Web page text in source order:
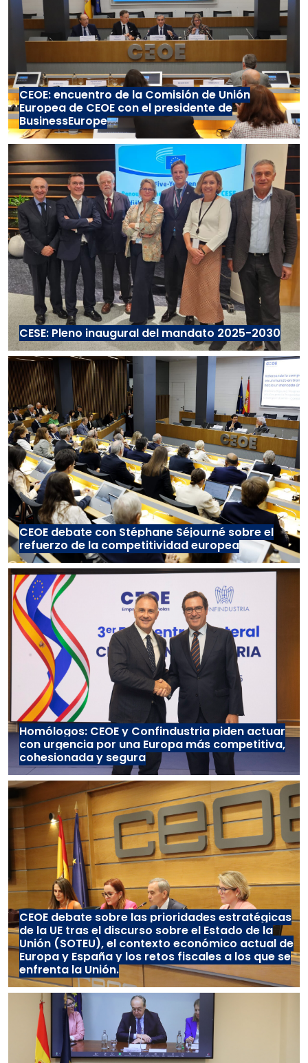
CEOE: encuentro de la Comisión de Unión
Europea de CEOE con el presidente de
BusinessEurope
CESE: Pleno inaugural del mandato 2025-2030
CEOE debate con Stéphane Séjourné sobre el
refuerzo de la competitividad europea
Homólogos: CEOE y Confindustria piden actuar
con urgencia por una Europa más competitiva,
cohesionada y segura
CEOE debate sobre las prioridades estratégicas
de la UE tras el discurso sobre el Estado de la
Unión (SOTEU), el contexto económico actual de
Europa y España y los retos fiscales a los que se
enfrenta la Unión.